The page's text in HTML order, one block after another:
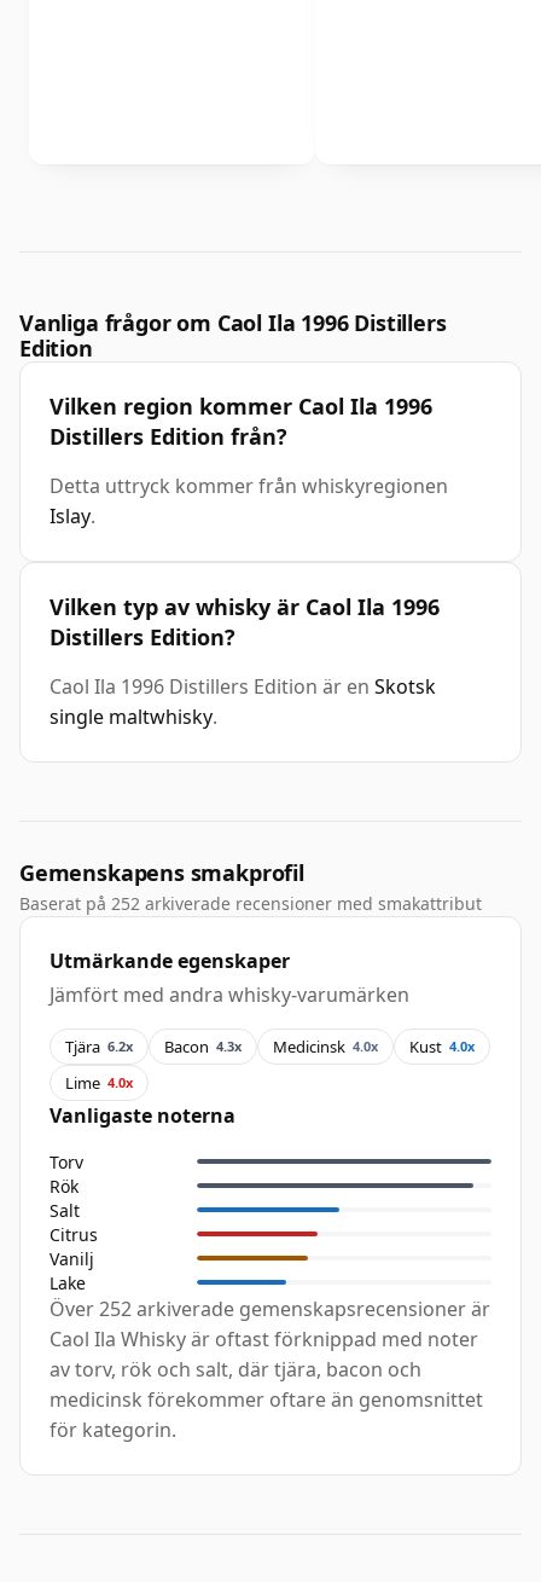
Vanliga frågor om Caol Ila 1996 Distillers
Edition
Vilken region kommer Caol Ila 1996
Distillers Edition från?
Detta uttryck kommer från whiskyregionen
Islay.
Vilken typ av whisky är Caol Ila 1996
Distillers Edition?
Caol Ila 1996 Distillers Edition är en Skotsk
single maltwhisky.
Gemenskapens smakprofil
Baserat på 252 arkiverade recensioner med smakattribut
Utmärkande egenskaper
Jämfört med andra whisky-varumärken
Tjära 6.2x Bacon 4.3x Medicinsk 4.0x Kust 4.0x
Lime 4.0x
Vanligaste noterna
Torv
Rök
Salt
Citrus
Vanilj
Lake
Över 252 arkiverade gemenskapsrecensioner är
Caol Ila Whisky är oftast förknippad med noter
av torv, rök och salt, där tjära, bacon och
medicinsk förekommer oftare än genomsnittet
för kategorin.